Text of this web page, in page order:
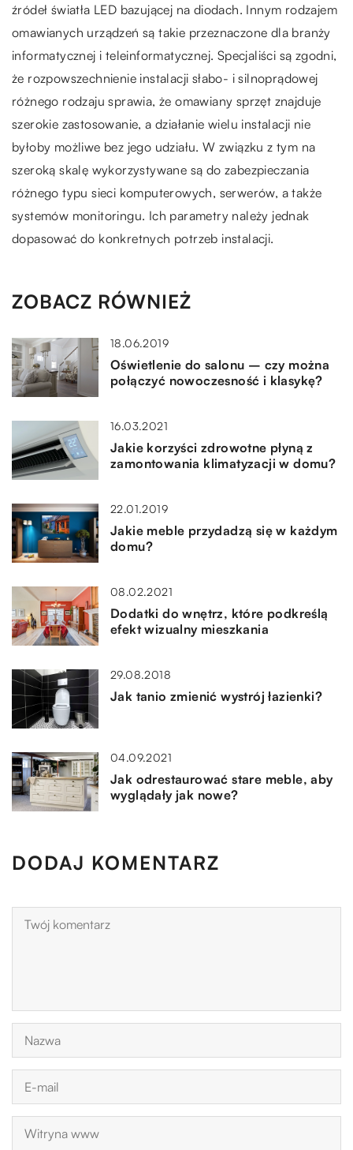
źródeł światła LED bazującej na diodach. Innym rodzajem
omawianych urządzeń są takie przeznaczone dla branży
informatycznej i teleinformatycznej. Specjaliści są zgodni,
że rozpowszechnienie instalacji słabo- i silnoprądowej
różnego rodzaju sprawia, że omawiany sprzęt znajduje
szerokie zastosowanie, a działanie wielu instalacji nie
byłoby możliwe bez jego udziału. W związku z tym na
szeroką skalę wykorzystywane są do zabezpieczania
różnego typu sieci komputerowych, serwerów, a także
systemów monitoringu. Ich parametry należy jednak
dopasować do konkretnych potrzeb instalacji.
ZOBACZ RÓWNIEŻ
18.06.2019
Oświetlenie do salonu – czy można
połączyć nowoczesność i klasykę?
16.03.2021
Jakie korzyści zdrowotne płyną z
zamontowania klimatyzacji w domu?
22.01.2019
Jakie meble przydadzą się w każdym
domu?
08.02.2021
Dodatki do wnętrz, które podkreślą
efekt wizualny mieszkania
29.08.2018
Jak tanio zmienić wystrój łazienki?
04.09.2021
Jak odrestaurować stare meble, aby
wyglądały jak nowe?
DODAJ KOMENTARZ